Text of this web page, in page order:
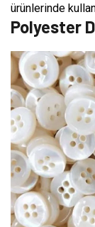
ürünlerinde
Polyester